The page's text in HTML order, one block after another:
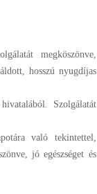
megköszönve,
hosszú nyugdíjas
Szolgálatát
való tekintettel,
jó egészséget és